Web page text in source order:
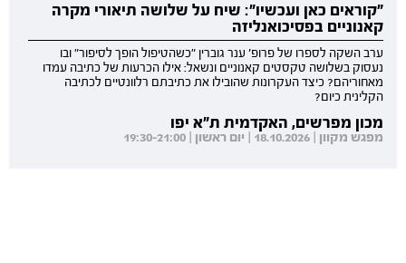
"קוראים כאן ועכשיו": שיח על שלושה תיאורי מקרה
קאנוניים בפסיכואנליזה
ערב השקה לספרו של פרופ' ענר גוברין "כשהטיפול הופך לסיפור" ובו
נעסוק בשלושה טקסטים קאנוניים ונשאל: אילו הכרעות של כתיבה עמדו
מאחוריהם? כיצד העקרונות שהובילו את כתיבתם רלוונטיים לכתיבה
הקלינית כיום?
מכון מפרשים, האקדמית ת"א יפו
מפגש מקוון | 18.10.2026 | יום ראשון | 19:30-21:00